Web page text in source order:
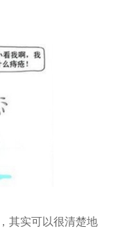
其实可以很清楚地